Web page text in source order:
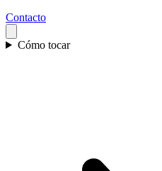
Contacto
Cómo tocar